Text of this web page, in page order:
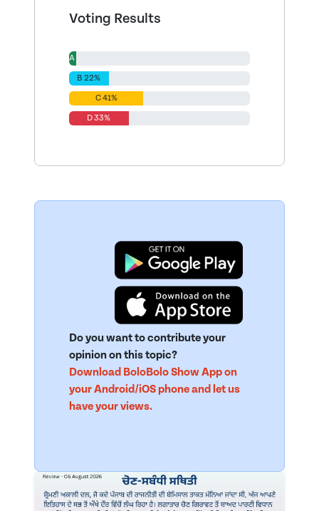
Voting Results
A 4%
B 22%
C 41%
D 33%
Do you want to contribute your
opinion on this topic?
Download BoloBolo Show App on
your Android/iOS phone and let us
have your views.